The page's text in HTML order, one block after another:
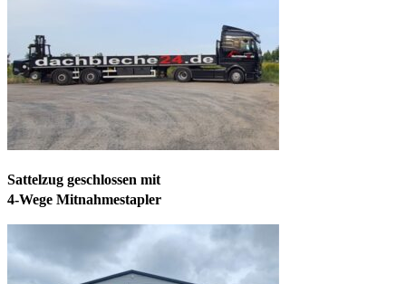
Sattelzug geschlossen mit
4-Wege Mitnahmestapler